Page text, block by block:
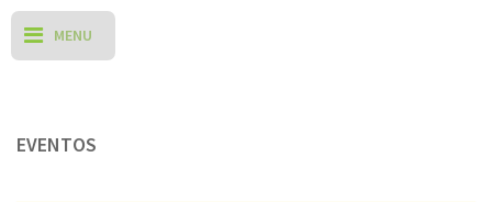
EVENTOS